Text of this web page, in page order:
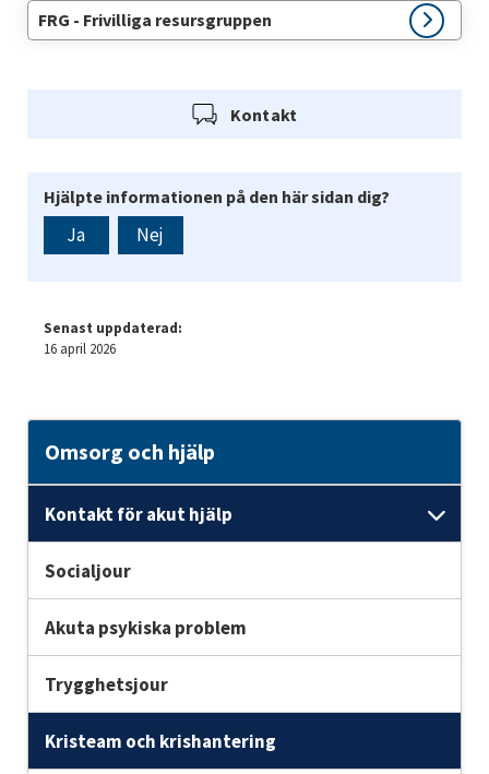
FRG - Frivilliga resursgruppen
Kontakt
Hjälpte informationen på den här sidan dig?
Ja Nej
Senast uppdaterad:
16 april 2026
Omsorg och hjälp
Kontakt för akut hjälp
Socialjour
Akuta psykiska problem
Trygghetsjour
Kristeam och krishantering